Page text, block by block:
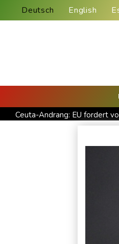
Deutsch English
Ceuta-Andrang: EU fordert
Trump macht erneut Druck